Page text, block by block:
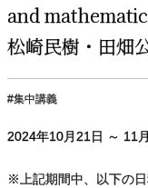
and
松崎民樹 ・ 田畑
集中講義
2024年10月21日 ～ 11月
※上記期間中、以下の日